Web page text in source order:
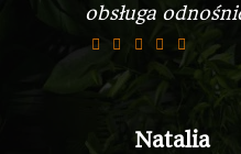
obsługa
Natalia